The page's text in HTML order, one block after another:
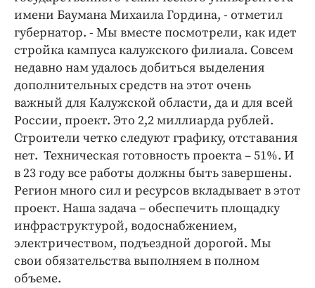
имени Баумана Михаила Гордина, - отметил
губернатор. - Мы вместе посмотрели, как идет
стройка кампуса калужского филиала. Совсем
недавно нам удалось добиться выделения
дополнительных средств на этот очень
важный для Калужской области, да и для всей
России, проект. Это 2,2 миллиарда рублей.
Строители четко следуют графику, отставания
нет. Техническая готовность проекта – 51%. И
в 23 году все работы должны быть завершены.
Регион много сил и ресурсов вкладывает в этот
проект. Наша задача – обеспечить площадку
инфраструктурой, водоснабжением,
электричеством, подъездной дорогой. Мы
свои обязательства выполняем в полном
объеме.